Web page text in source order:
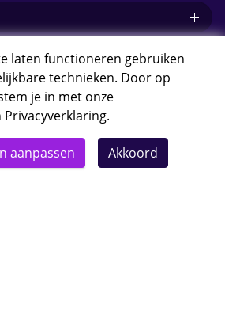
laten functioneren gebruiken
technieken. Door op
je in met onze
Privacyverklaring.
aanpassen Akkoord